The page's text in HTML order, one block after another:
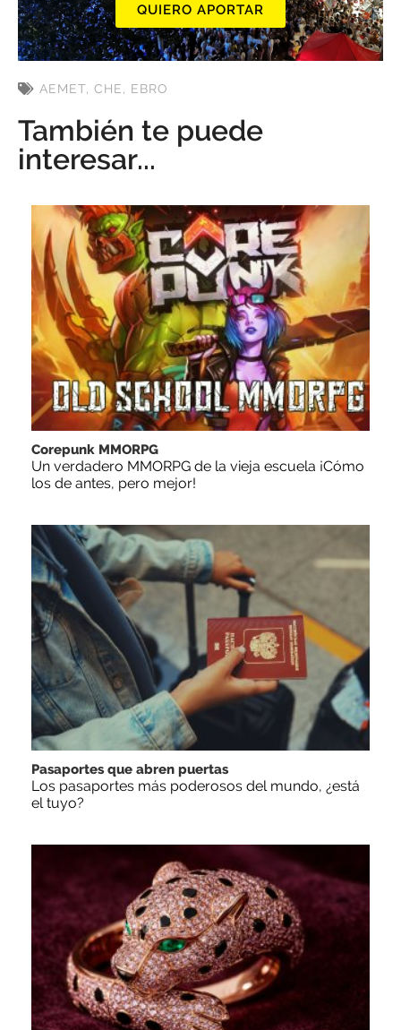
QUIERO APORTAR
AEMET, CHE, EBRO
También te puede
interesar...
Corepunk MMORPG
Un verdadero MMORPG de la vieja escuela ¡Cómo
los de antes, pero mejor!
Pasaportes que abren puertas
Los pasaportes más poderosos del mundo, ¿está
el tuyo?